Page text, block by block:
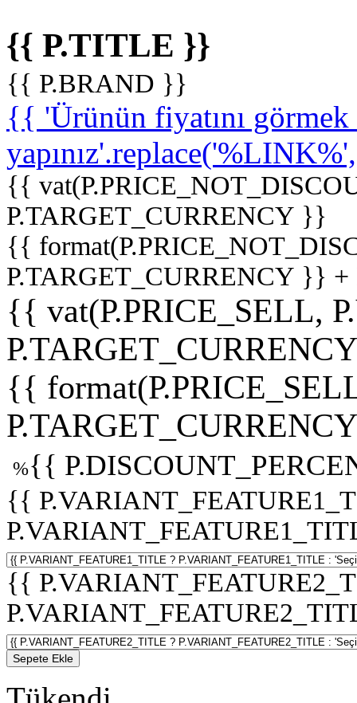
{{ P.TITLE }}
{{ P.BRAND }}
{{ 'Ürünün fiyatını
{{
P.TARGET_CURRENCY }}
{{
P.TARGET_CURRENCY }}
{{ vat(P.PRICE_SELL,
{{
%{{
{{
{{
Sepete Ekle